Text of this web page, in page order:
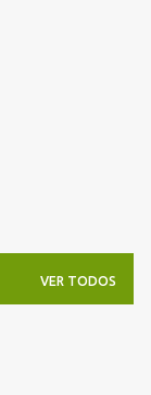
VER TODOS